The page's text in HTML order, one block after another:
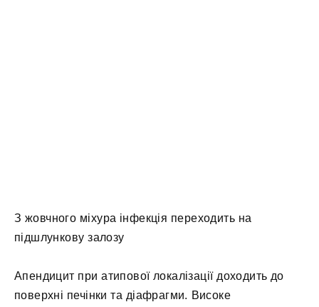
З жовчного міхура інфекція переходить на
підшлункову залозу
Апендицит при атипової локалізації доходить до
поверхні печінки та діафрагми. Високе